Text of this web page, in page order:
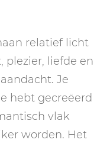
relatief licht
plezier, liefde en
Je
hebt gecreëerd
vlak
worden. Het